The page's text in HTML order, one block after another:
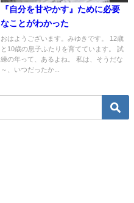
『自分を甘やかす』ために必要
なことがわかった
おはようございます。みゆきです。 12歳
と10歳の息子ふたりを育てています。 試
練の年って、あるよね。 私は、そうだな
～、いつだったか...